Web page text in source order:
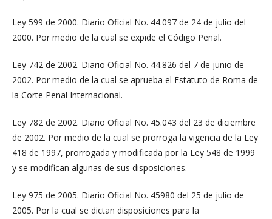
Ley 599 de 2000. Diario Oficial No. 44.097 de 24 de julio del
2000. Por medio de la cual se expide el Código Penal.
Ley 742 de 2002. Diario Oficial No. 44.826 del 7 de junio de
2002. Por medio de la cual se aprueba el Estatuto de Roma de
la Corte Penal Internacional.
Ley 782 de 2002. Diario Oficial No. 45.043 del 23 de diciembre
de 2002. Por medio de la cual se prorroga la vigencia de la Ley
418 de 1997, prorrogada y modificada por la Ley 548 de 1999
y se modifican algunas de sus disposiciones.
Ley 975 de 2005. Diario Oficial No. 45980 del 25 de julio de
2005. Por la cual se dictan disposiciones para la